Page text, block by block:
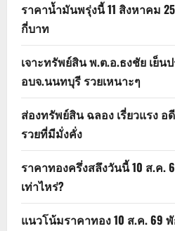
ราคาน้ำมันพรุ่งนี้ 11 สิงหาคม
กี่บาท
เจาะทรัพย์สิน พ.ต.อ.ธงชัย เย็น
อบจ.นนทบุรี รวยเหนาะๆ
ส่องทรัพย์สิน ฉลอง เรี่ยวแรง
รวยที่มีมั่งคั่ง
ราคาทองครึ่งสลึงวันนี้ 10 ส.ค.
เท่าไหร่?
แนวโน้มราคาทอง 10 ส.ค. 69